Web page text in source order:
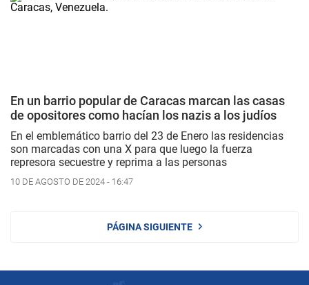
En un barrio popular de Caracas marcan las casas
de opositores como hacían los nazis a los judíos
En el emblemático barrio del 23 de Enero las residencias
son marcadas con una X para que luego la fuerza
represora secuestre y reprima a las personas
10 DE AGOSTO DE 2024 - 16:47
PÁGINA SIGUIENTE